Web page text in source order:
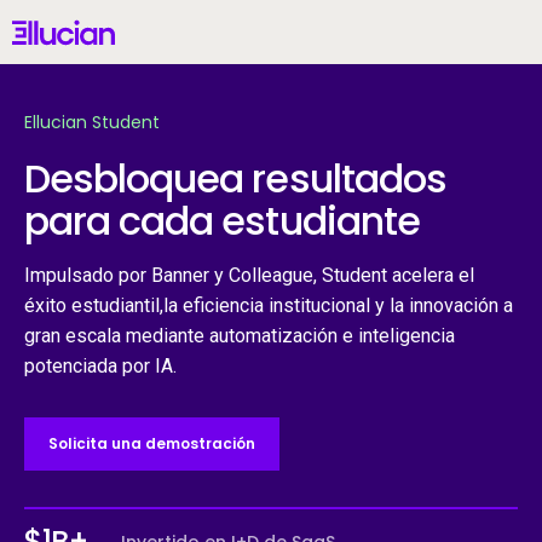
Main menu Ellucian
Mexico (Spanish)
Por Qué Ellucian
Productos
Servicios
Ellucian Student
Desbloquea resultados
para cada estudiante
Impulsado por Banner y Colleague, Student acelera el
éxito estudiantil,la eficiencia institucional y la innovación a
gran escala mediante automatización e inteligencia
potenciada por IA.
Solicita una demostración